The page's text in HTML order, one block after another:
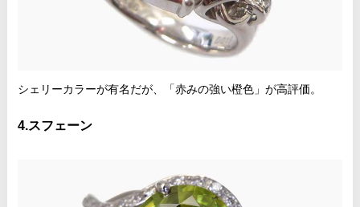
シェリーカラーが有名だが、「赤みの強い橙色」が高評価。
4.スフェーン